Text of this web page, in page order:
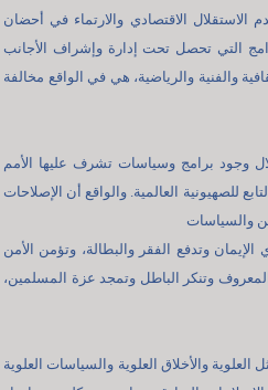
الاستقلال الاقتصادي والارتماء في أحضان
التي تحصل تحت إدارة وإشراف الأجانب
والفنية والرياضية، هي في الواقع مخالفة
وجود برامج وسياسات تشرف عليها الأمم
للصهيونية العالمية. والواقع أن الإصلاحات
والسياسات
وتدفع الفقر والبطالة، وتؤمن الأمن
وتنكر الباطل وتمجد عزة المسلمين،
والأخلاق العلوية والسياسات العلوية